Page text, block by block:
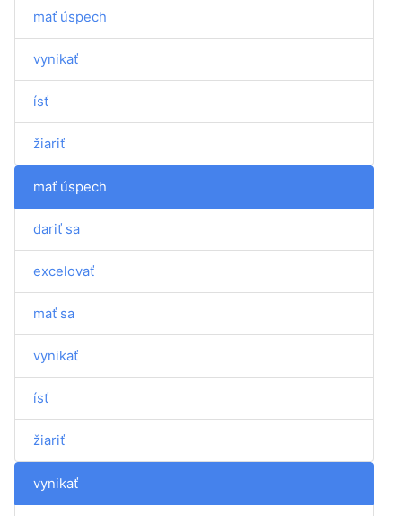
mať úspech
vynikať
ísť
žiariť
mať úspech
dariť sa
excelovať
mať sa
vynikať
ísť
žiariť
vynikať